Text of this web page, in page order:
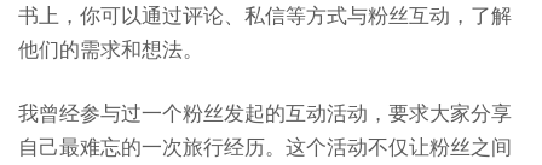
书上，你可以通过评论、私信等方式与粉丝互动，了解
他们的需求和想法。
我曾经参与过一个粉丝发起的互动活动，要求大家分享
自己最难忘的一次旅行经历。这个活动不仅让粉丝之间